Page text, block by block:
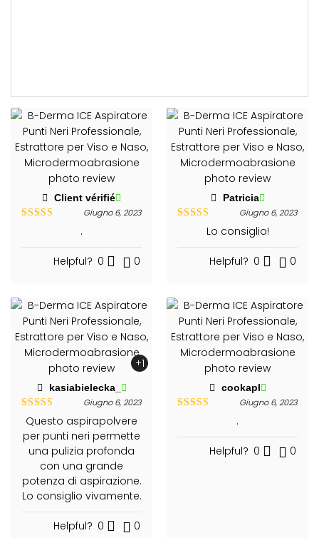
Client vérifié
Giugno 6, 2023
.
Helpful? 0 0
Patricia
Valutato 5
Giugno 6, 2023
Lo consiglio!
Helpful? 0 0
+1
kasiabielecka_
Valutato 5
su 5
Giugno 6, 2023
Questo aspirapolvere
per punti neri permette
una pulizia profonda
con una grande
potenza di aspirazione.
Lo consiglio vivamente.
Helpful? 0 0
cookapl
Giugno 6, 2023
.
Helpful? 0 0